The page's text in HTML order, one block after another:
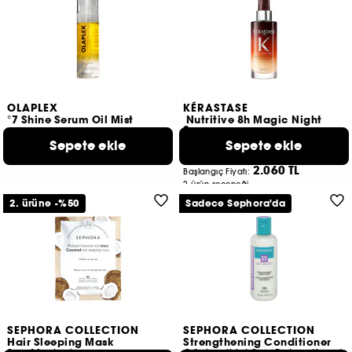
OLAPLEX
°7 Shine Serum Oil Mist
3.350 TLSepete ekle
KÉRASTASE
Nutritive 8h Magic Night
Serum
43
Başlangıç Fiyatı: 2.060 TL
2 ürün seçeneği
Sepete ekle
SEPHORA COLLECTION
Hair Sleeping Mask
2. ürüne -%50
SEPHORA COLLECTION
Strengthening Conditioner
Sadece Sephora'da